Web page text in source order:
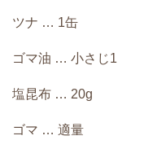
ツナ … 1缶
ゴマ油 … 小さじ1
塩昆布 … 20g
ゴマ … 適量